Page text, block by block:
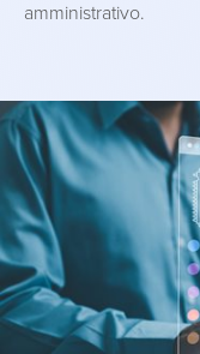
amministrativo.